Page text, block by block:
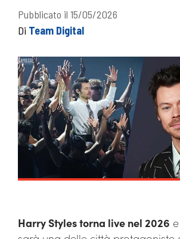
Pubblicato il 15/05/2026
Di Team Digital
Harry Styles torna live nel 2026